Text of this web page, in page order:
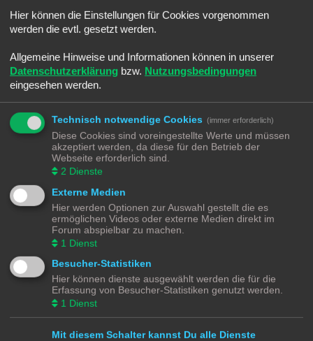
SUCHOPTIONEN
Zu durchsuchende Foren:
Wähle das Forum oder die Foren aus, in denen gesucht werden soll. Unterforen werden
deaktivierst.
Unterforen durchsuchen:
Nein
Innerhalb suchen:
Betreff und Text der Beiträge
Nur im Text der Beiträge
Nur im Betreff der Themen
Nur im ersten Beitrag der Themen
Beiträge
Themen
Ergebnisse sortieren nach:
Aufsteigend
Absteigend
Suchzeitraum begrenzen:
Hier können die Einstellungen für Cookies vorgenommen
werden die evtl. gesetzt werden.
Allgemeine Hinweise und Informationen können in unserer
Datenschutzerklärung bzw. Nutzungsbedingungen
eingesehen werden.
Technisch notwendige Cookies (immer erforderlich)
Diese Cookies sind voreingestellte Werte und müssen
akzeptiert werden, da diese für den Betrieb der
Webseite erforderlich sind.
2 Dienste
Externe Medien
Hier werden Optionen zur Auswahl gestellt die es
ermöglichen Videos oder externe Medien direkt im
Forum abspielbar zu machen.
1 Dienst
Besucher-Statistiken
Hier können dienste ausgewählt werden die für die
Erfassung von Besucher-Statistiken genutzt werden.
1 Dienst
Mit diesem Schalter kannst Du alle Dienste